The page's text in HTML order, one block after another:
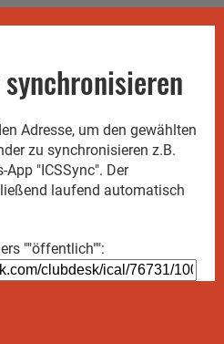
Adresse, um den gewählten
zu synchronisieren z.B.
"ICSSync". Der
laufend automatisch
""öffentlich"":